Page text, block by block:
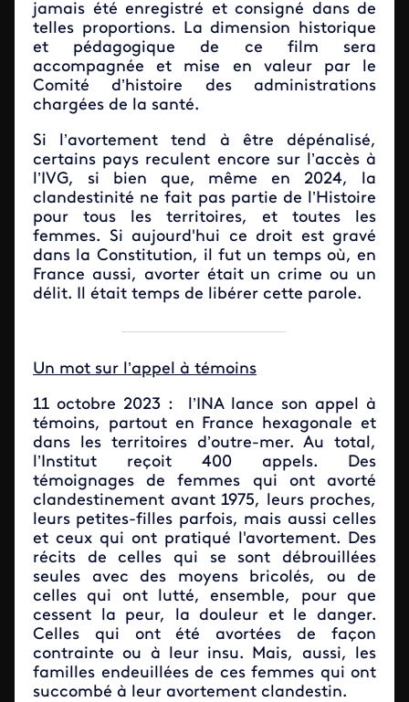
jamais été enregistré et consigné dans de
telles proportions. La dimension historique
et pédagogique de ce film sera
accompagnée et mise en valeur par le
Comité d’histoire des administrations
chargées de la santé.
Si l’avortement tend à être dépénalisé,
certains pays reculent encore sur l’accès à
l’IVG, si bien que, même en 2024, la
clandestinité ne fait pas partie de l’Histoire
pour tous les territoires, et toutes les
femmes. Si aujourd'hui ce droit est gravé
dans la Constitution, il fut un temps où, en
France aussi, avorter était un crime ou un
délit. Il était temps de libérer cette parole.
Un mot sur l’appel à témoins
11 octobre 2023 : l’INA lance son appel à
témoins, partout en France hexagonale et
dans les territoires d’outre-mer. Au total,
l’Institut reçoit 400 appels. Des
témoignages de femmes qui ont avorté
clandestinement avant 1975, leurs proches,
leurs petites-filles parfois, mais aussi celles
et ceux qui ont pratiqué l'avortement. Des
récits de celles qui se sont débrouillées
seules avec des moyens bricolés, ou de
celles qui ont lutté, ensemble, pour que
cessent la peur, la douleur et le danger.
Celles qui ont été avortées de façon
contrainte ou à leur insu. Mais, aussi, les
familles endeuillées de ces femmes qui ont
succombé à leur avortement clandestin.